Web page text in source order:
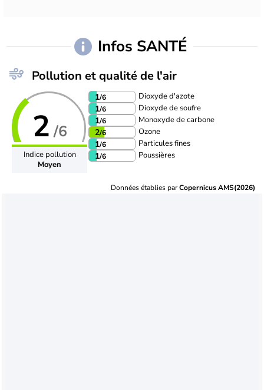
Infos SANTÉ
Pollution et qualité de l'air
2 /6
Indice pollution
Moyen
1/6 Dioxyde d'azote
1/6 Dioxyde de soufre
1/6 Monoxyde de carbone
2/6 Ozone
1/6 Particules fines
1/6 Poussières
Données établies parCopernicus AMS(2026)